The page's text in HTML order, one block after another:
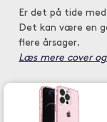
Er det på tide
Det kan være en
flere årsager.
Læs mere cover